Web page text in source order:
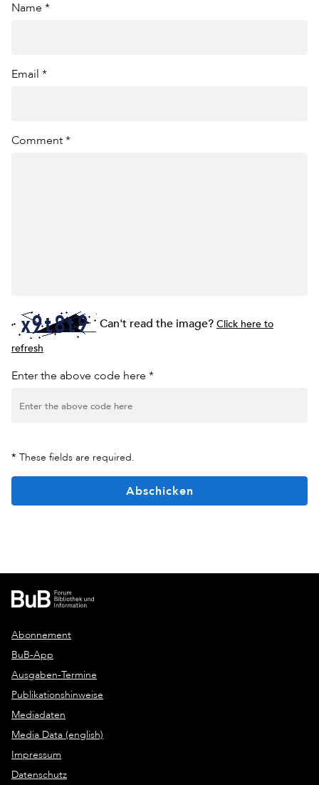
Name *
Email *
Comment *
Can't read the image?Click here to
refresh
Enter the above code here *
* These fields are required.
Abschicken
Abonnement
BuB-App
Ausgaben-Termine
Publikationshinweise
Mediadaten
Media Data (english)
Impressum
Datenschutz